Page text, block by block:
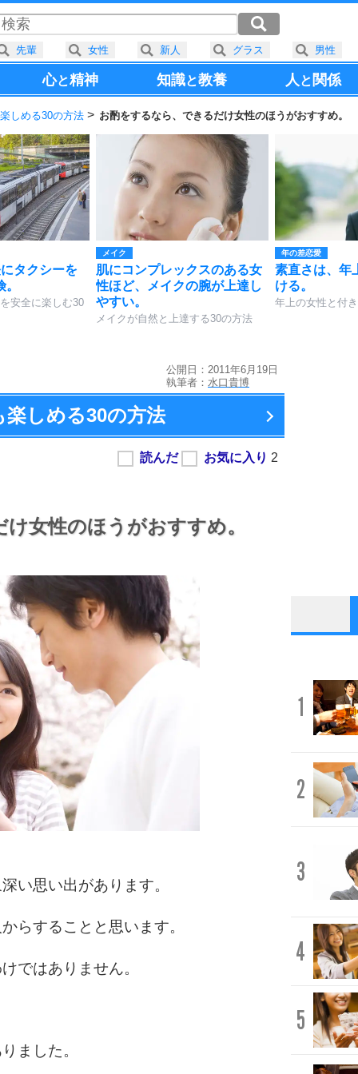
心と精神 知識と教養 人と 関係
しめる30の方法 お酌をするなら、できるだけ女性のほうがおすすめ。
タクシーを
安全に楽しむ30
メイク
肌にコンプレックスのある女
性ほど、メイクの腕が上達し
やすい。
メイクが自然と上達する30の方法
年の差恋愛
素直さは、年
ける。
年上の女性と付
公開日：2011年6月19日
執筆者： 水口貴博
楽しめる30の方法
女性のほうがおすすめ。
い思い出があります。
らすることと思います。
ではありません。
ました。
1
2
3
4
5
先輩 女性 新人 グラス 男性